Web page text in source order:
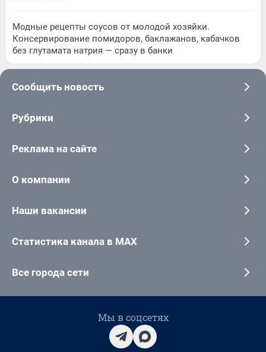
Модные рецепты соусов от молодой хозяйки.
Консервирование помидоров, баклажанов, кабачков
без глутамата натрия — сразу в банки
Сообщить новость
Рубрики
Реклама на сайте
О компании
Наши вакансии
Статистика канала в MAX
Все города сети
Мы в соцсетях